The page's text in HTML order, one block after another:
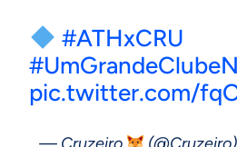
#ATHxCRU
pic.twitter.com/